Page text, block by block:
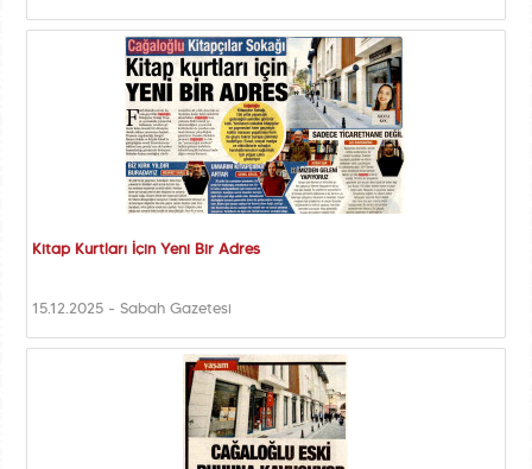
Kitap Kurtları İçin Yeni Bir Adres
15.12.2025 - Sabah Gazetesi